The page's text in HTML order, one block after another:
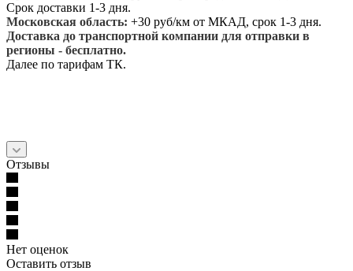
Срок доставки 1-3 дня.
Московская область: +30 руб/км от МКАД, срок 1-3 дня.
Доставка до транспортной компании для отправки в
регионы - бесплатно.
Далее по тарифам ТК.
Отзывы
Нет оценок
Оставить отзыв